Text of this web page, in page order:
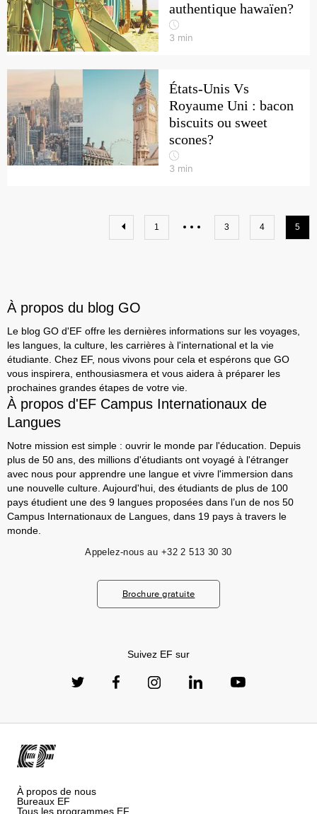
authentique hawaïen?
3 min
États-Unis Vs
Royaume Uni : bacon
biscuits ou sweet
scones?
3 min
1 3 4 5
À propos du blog GO
Le blog GO d'EF offre les dernières informations sur les voyages,
les langues, la culture, les carrières à l'international et la vie
étudiante. Chez EF, nous vivons pour cela et espérons que GO
vous inspirera, enthousiasmera et vous aidera à préparer les
prochaines grandes étapes de votre vie.
À propos d'EF Campus Internationaux de
Langues
Notre mission est simple : ouvrir le monde par l'éducation. Depuis
plus de 50 ans, des millions d'étudiants ont voyagé à l'étranger
avec nous pour apprendre une langue et vivre l'immersion dans
une nouvelle culture. Aujourd'hui, des étudiants de plus de 100
pays étudient une des 9 langues proposées dans l’un de nos 50
Campus Internationaux de Langues, dans 19 pays à travers le
monde.
Appelez-nous au +32 2 513 30 30
Brochure gratuite
Suivez EF sur
À propos de nous
Bureaux EF
Tous les programmes EF